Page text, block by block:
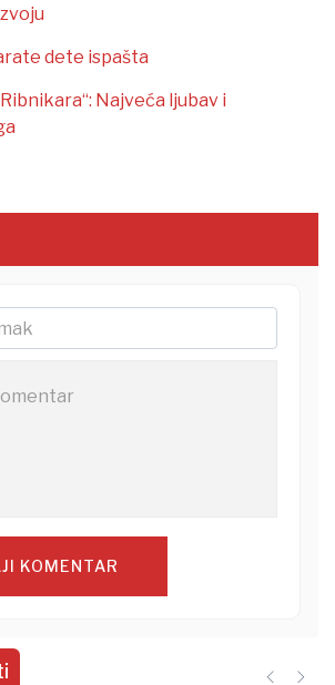
dete ispašta
Najveća ljubav i
KOMENTAR